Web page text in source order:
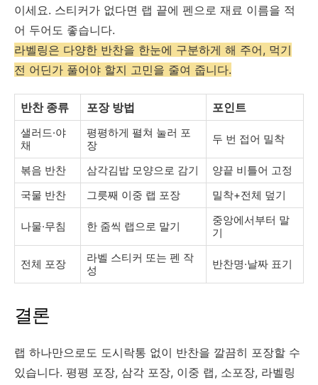
이세요. 스티커가 없다면 랩 끝에 펜으로 재료 이름을 적
어 두어도 좋습니다.
라벨링은 다양한 반찬을 한눈에 구분하게 해 주어, 먹기
전 어딘가 풀어야 할지 고민을 줄여 줍니다.
반찬 종류 포장 방법 포인트
샐러드·야
채
평평하게 펼쳐 눌러 포
장
두 번 접어 밀착
볶음 반찬 삼각김밥 모양으로 감기
양끝 비틀어 고정
국물 반찬
그릇째 이중 랩 포장 밀착+전체 덮기
나물·무침 한 줌씩 랩으로 말기
중앙에서부터 말
기
전체 포장
라벨 스티커 또는 펜 작
성
반찬명·날짜 표기
결론
랩 하나만으로도 도시락통 없이 반찬을 깔끔히 포장할 수
있습니다. 평평 포장, 삼각 포장, 이중 랩, 소포장, 라벨링